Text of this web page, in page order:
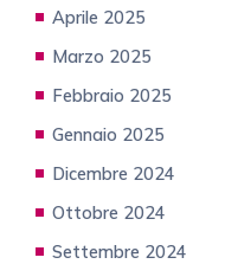
Aprile 2025
Marzo 2025
Febbraio 2025
Gennaio 2025
Dicembre 2024
Ottobre 2024
Settembre 2024